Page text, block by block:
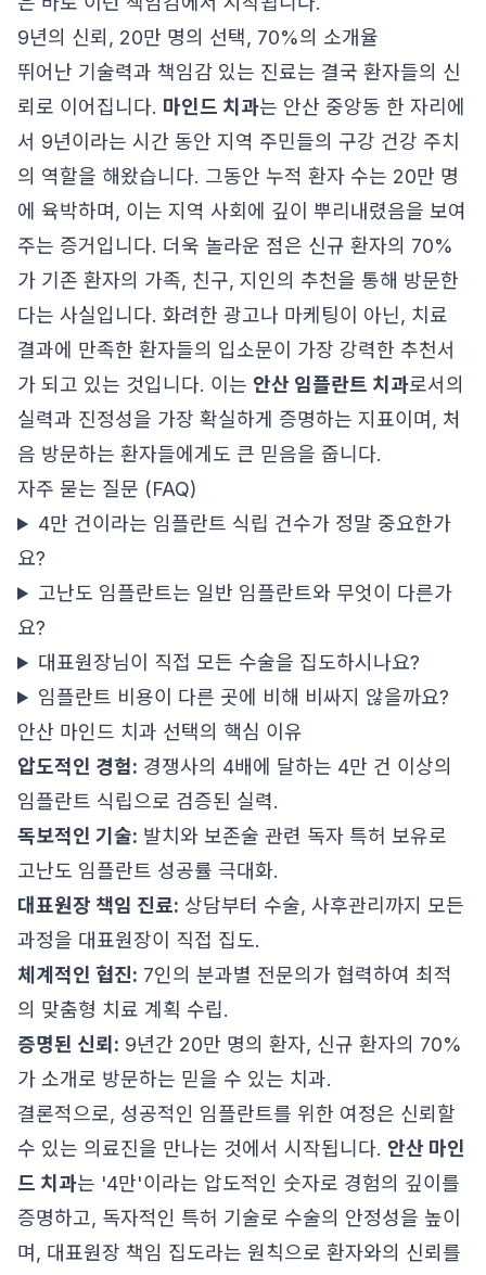
9년의 신뢰, 20만 명의 선택, 70%의 소개율
뛰어난 기술력과 책임감 있는 진료는 결국 환자들의 신
뢰로 이어집니다. 마인드 치과는 안산 중앙동 한 자리에
서 9년이라는 시간 동안 지역 주민들의 구강 건강 주치
의 역할을 해왔습니다. 그동안 누적 환자 수는 20만 명
에 육박하며, 이는 지역 사회에 깊이 뿌리내렸음을 보여
주는 증거입니다. 더욱 놀라운 점은 신규 환자의 70%
가 기존 환자의 가족, 친구, 지인의 추천을 통해 방문한
다는 사실입니다. 화려한 광고나 마케팅이 아닌, 치료
결과에 만족한 환자들의 입소문이 가장 강력한 추천서
가 되고 있는 것입니다. 이는 안산 임플란트 치과로서의
실력과 진정성을 가장 확실하게 증명하는 지표이며, 처
음 방문하는 환자들에게도 큰 믿음을 줍니다.
자주 묻는 질문 (FAQ)
4만 건이라는 임플란트 식립 건수가 정말 중요한가
요?
고난도 임플란트는 일반 임플란트와 무엇이 다른가
요?
대표원장님이 직접 모든 수술을 집도하시나요?
임플란트 비용이 다른 곳에 비해 비싸지 않을까요?
안산 마인드 치과 선택의 핵심 이유
압도적인 경험: 경쟁사의 4배에 달하는 4만 건 이상의
임플란트 식립으로 검증된 실력.
독보적인 기술: 발치와 보존술 관련 독자 특허 보유로
고난도 임플란트 성공률 극대화.
대표원장 책임 진료: 상담부터 수술, 사후관리까지 모든
과정을 대표원장이 직접 집도.
체계적인 협진: 7인의 분과별 전문의가 협력하여 최적
의 맞춤형 치료 계획 수립.
증명된 신뢰: 9년간 20만 명의 환자, 신규 환자의 70%
가 소개로 방문하는 믿을 수 있는 치과.
결론적으로, 성공적인 임플란트를 위한 여정은 신뢰할
수 있는 의료진을 만나는 것에서 시작됩니다. 안산 마인
드 치과는 '4만'이라는 압도적인 숫자로 경험의 깊이를
증명하고, 독자적인 특허 기술로 수술의 안정성을 높이
며, 대표원장 책임 집도라는 원칙으로 환자와의 신뢰를